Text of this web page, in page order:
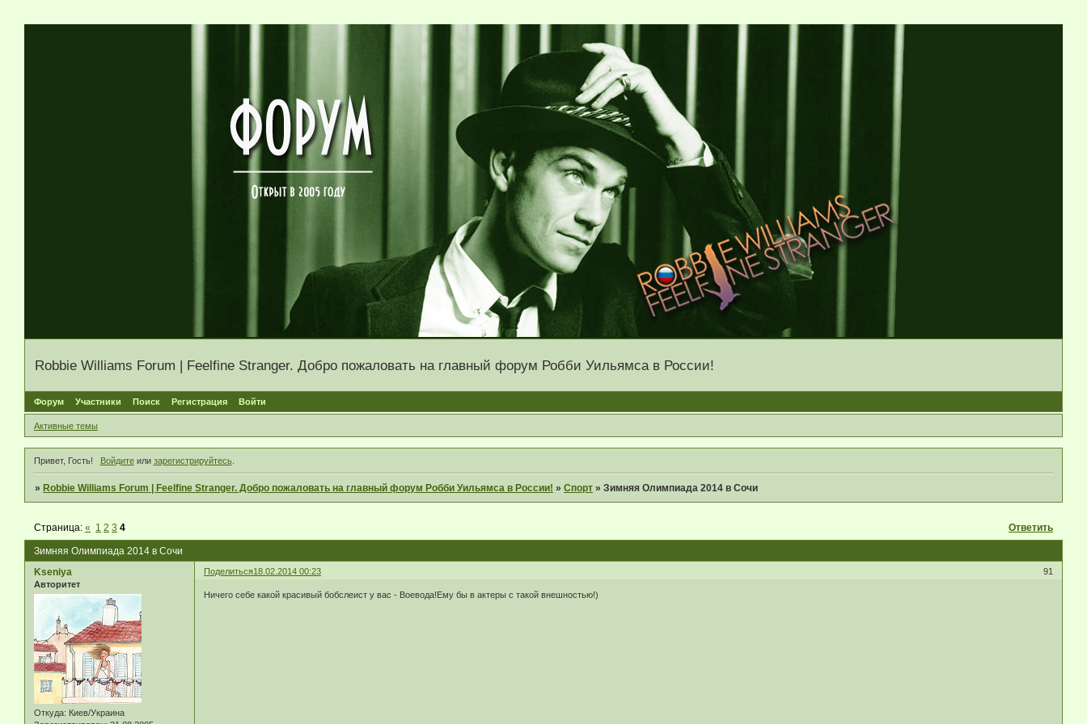
Robbie Williams Forum | Feelfine Stranger. Добро пожаловать на главный форум Робби Уильямса в России!
Форум Участники Поиск Регистрация Войти
Активные темы
Привет, Гость! Войдитеили зарегистрируйтесь.
» Robbie Williams Forum | Feelfine Stranger. Добро пожаловать на главный форум Робби Уильямса в России! »Спорт »Зимняя Олимпиада 2014 в Сочи
Зимняя Олимпиада 2014 в Сочи
Страница:« 1 2 3 4 Ответить
Поделиться 91
18.02.2014 00:23
Kseniya
Авторитет
Откуда: Киев/Украина
Ничего себе какой красивый бобслеист у вас - Воевода!Ему бы в актеры с такой внешностью!)